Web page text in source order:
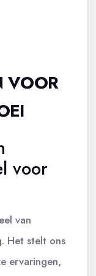
VOOR
voor
van
Het stelt ons
ervaringen,